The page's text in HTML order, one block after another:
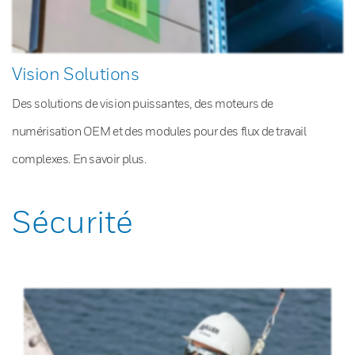
Vision Solutions
Des solutions de vision puissantes, des moteurs de
numérisation OEM et des modules pour des flux de travail
complexes. En savoir plus.
Sécurité